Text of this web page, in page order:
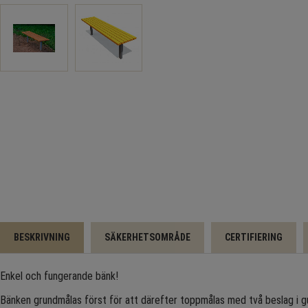
BESKRIVNING SÄKERHETSOMRÅDE CERTIFIERING
Enkel och fungerande bänk!
Bänken grundmålas först för att därefter toppmålas med två beslag i